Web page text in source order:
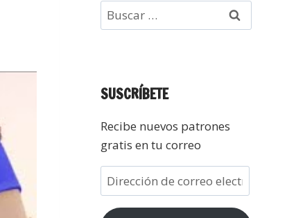
SUSCRÍBETE
Recibe nuevos patrones
gratis en tu correo